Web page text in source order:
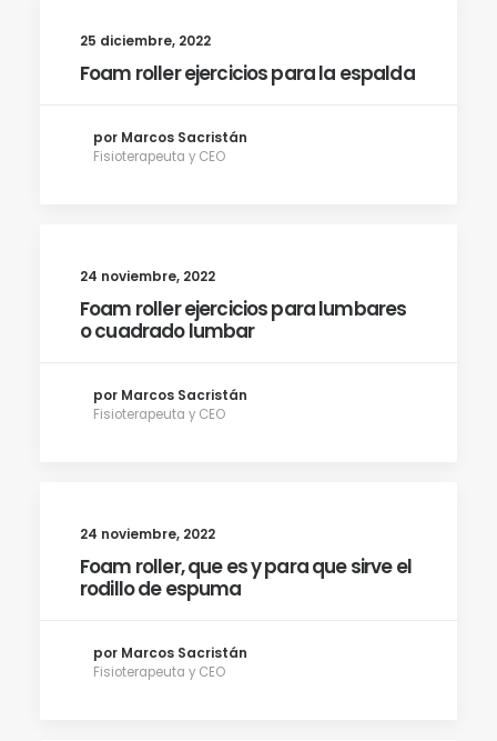
25 diciembre, 2022
Foam roller ejercicios para la espalda
por Marcos Sacristán
Fisioterapeuta y CEO
24 noviembre, 2022
Foam roller ejercicios para lumbares
o cuadrado lumbar
por Marcos Sacristán
Fisioterapeuta y CEO
24 noviembre, 2022
Foam roller, que es y para que sirve el
rodillo de espuma
por Marcos Sacristán
Fisioterapeuta y CEO